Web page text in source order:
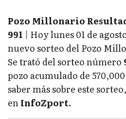
Pozo Millonario
991 | Hoy lunes 01 de
nuevo sorteo del Pozo
Se trató del sorteo número
pozo acumulado de
saber más sobre este
enInfoZport.